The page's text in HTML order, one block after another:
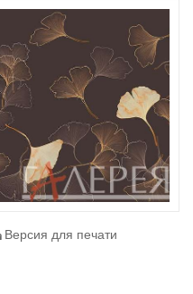
Версия для печати